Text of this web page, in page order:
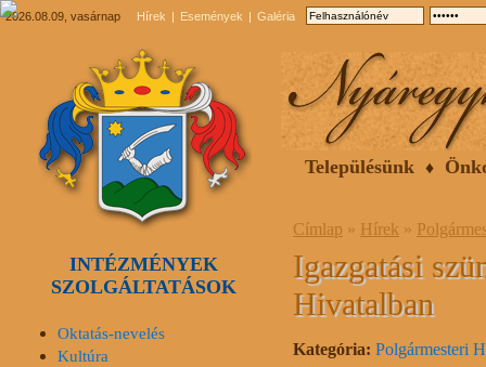
2026.08.09, vasárnap Hírek Események Galéria
Településünk
Címlap » Hírek »
Igazgatási
Hivatalban
Kategória: Polgármesteri
INTÉZMÉNYEK
SZOLGÁLTATÁSOK
Oktatás-nevelés
Kultúra